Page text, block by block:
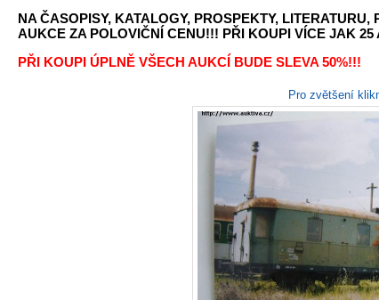
NA ČASOPISY, KATALOGY, PROSPEKTY,
AUKCE ZA POLOVIČNÍ CENU!!! PŘI KOUPI VÍCE JAK 25
PŘI KOUPI ÚPLNĚ VŠECH AUKCÍ BUDE SLEVA 50%!!!
Pro zvětšení